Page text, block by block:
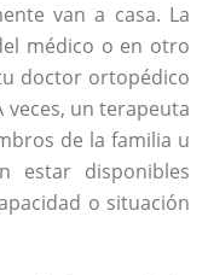
van a casa. La
médico o en otro
doctor ortopédico
veces, un terapeuta
de la familia u
estar disponibles
o situación